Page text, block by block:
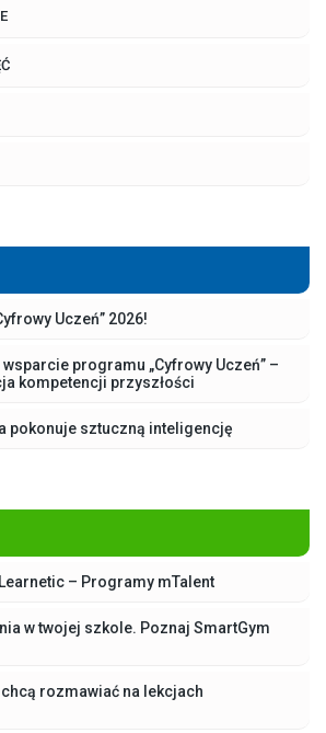
Uczeń” 2026!
wsparcie programu „Cyfrowy Uczeń” –
kompetencji przyszłości
pokonuje sztuczną inteligencję
– Programy mTalent
w twojej szkole. Poznaj SmartGym
rozmawiać na lekcjach